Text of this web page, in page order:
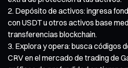
Depósito de activos: ingresa
con USDT u otros activos base
transferencias blockchain.
Explora y opera: busca códigos
CRV en el mercado de trading de